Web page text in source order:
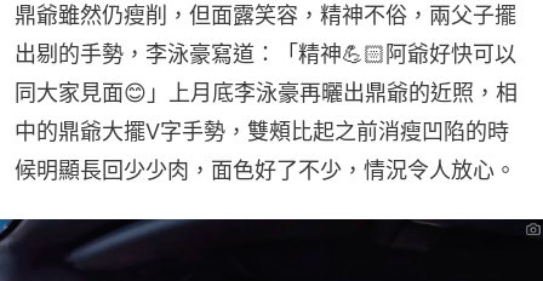
鼎爺雖然仍瘦削，但面露笑容，精神不俗，兩父子擺
出剔的手勢，李泳豪寫道：「精神💪🏻阿爺好快可以
同大家見面😊」上月底李泳豪再曬出鼎爺的近照，相
中的鼎爺大擺V字手勢，雙頰比起之前消瘦凹陷的時
候明顯長回少少肉，面色好了不少，情況令人放心。